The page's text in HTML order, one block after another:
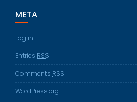
META
Log in
Entries RSS
Comments RSS
WordPress.org